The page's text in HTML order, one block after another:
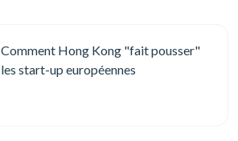
Comment Hong Kong "fait pousser"
les start-up européennes